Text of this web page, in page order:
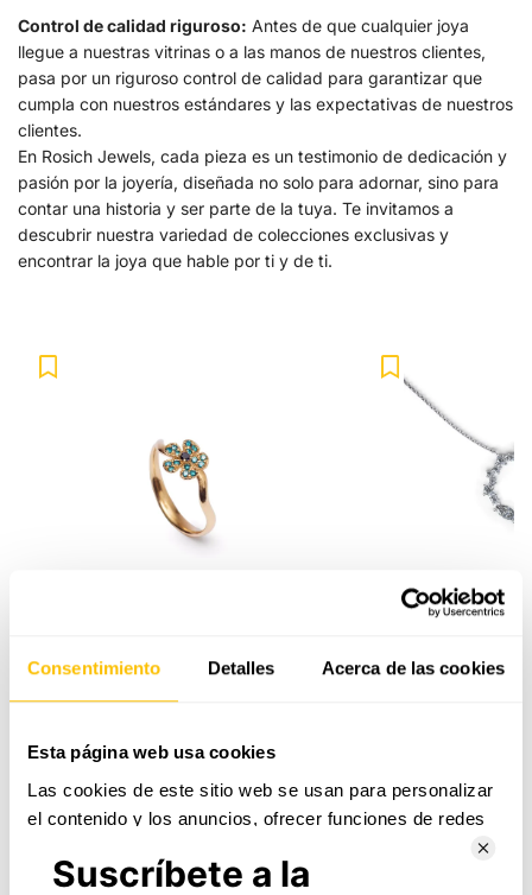
Consentimiento Detalles Acerca de las cookies
Esta página web usa cookies
Las cookies de este sitio web se usan para personalizar
el contenido y los anuncios, ofrecer funciones de redes
información sobre el uso que haga del sitio web con
Control de calidad riguroso: Antes de que cualquier joya
llegue a nuestras vitrinas o a las manos de nuestros clientes,
pasa por un riguroso control de calidad para garantizar que
cumpla con nuestros estándares y las expectativas de nuestros
clientes.
En Rosich Jewels, cada pieza es un testimonio de dedicación y
pasión por la joyería, diseñada no solo para adornar, sino para
contar una historia y ser parte de la tuya. Te invitamos a
descubrir nuestra variedad de colecciones exclusivas y
encontrar la joya que hable por ti y de ti.
Anillo flor de oro amarillo con
diamantes de colores La Fleur
Collar
diamantes
blancos
Collar de oro
Visita nuestra joyería cerca de La Pobla de
Claramunt